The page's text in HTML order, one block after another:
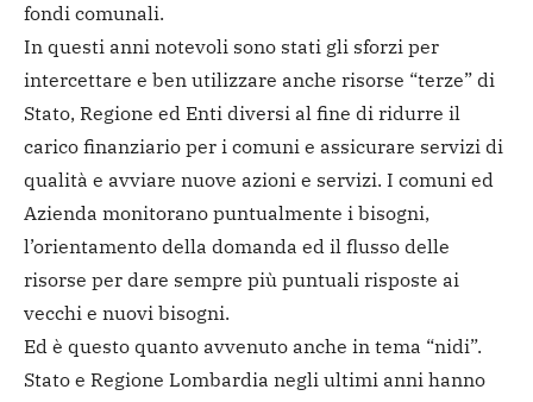
fondi comunali.
In questi anni notevoli sono stati gli sforzi per
intercettare e ben utilizzare anche risorse “terze” di
Stato, Regione ed Enti diversi al fine di ridurre il
carico finanziario per i comuni e assicurare servizi di
qualità e avviare nuove azioni e servizi. I comuni ed
Azienda monitorano puntualmente i bisogni,
l’orientamento della domanda ed il flusso delle
risorse per dare sempre più puntuali risposte ai
vecchi e nuovi bisogni.
Ed è questo quanto avvenuto anche in tema “nidi”.
Stato e Regione Lombardia negli ultimi anni hanno